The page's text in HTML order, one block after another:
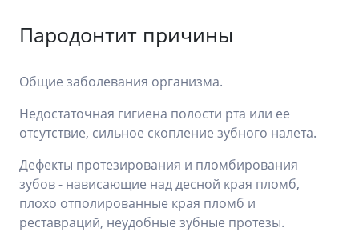
Пародонтит причины
Общие заболевания организма.
Недостаточная гигиена полости рта или ее
отсутствие, сильное скопление зубного налета.
Дефекты протезирования и пломбирования
зубов - нависающие над десной края пломб,
плохо отполированные края пломб и
реставраций, неудобные зубные протезы.